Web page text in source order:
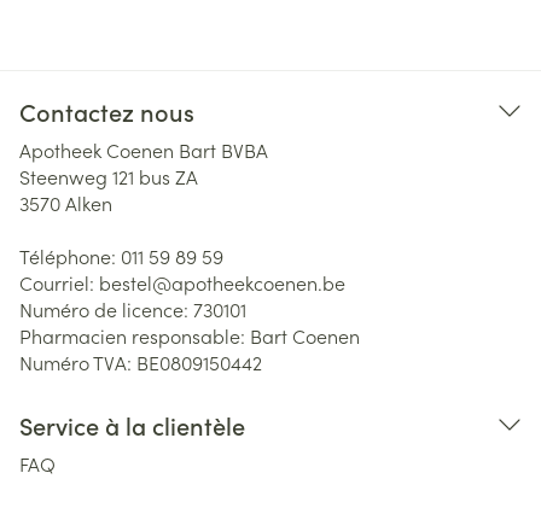
Contactez nous
Apotheek Coenen Bart BVBA
Steenweg 121 bus ZA
3570Alken
Téléphone: 011 59 89 59
Courriel: bestel@apotheekcoenen.be
Numéro de licence: 730101
Pharmacien responsable: Bart Coenen
Numéro TVA: BE0809150442
Service à la clientèle
FAQ